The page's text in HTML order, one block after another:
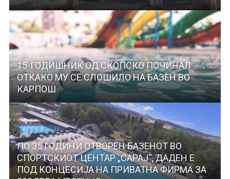
15-ГОДИШНИК ОД СКОПСКО ПОЧИНАЛ
ОТКАКО МУ СЕ СЛОШИЛО НА БАЗЕН ВО
КАРПОШ
ПО 35 ГОДИНИ ОТВОРЕН БАЗЕНОТ ВО
СПОРТСКИОТ ЦЕНТАР „САРАЈ“, ДАДЕН Е
ПОД КОНЦЕСИЈА НА ПРИВАТНА ФИРМА ЗА